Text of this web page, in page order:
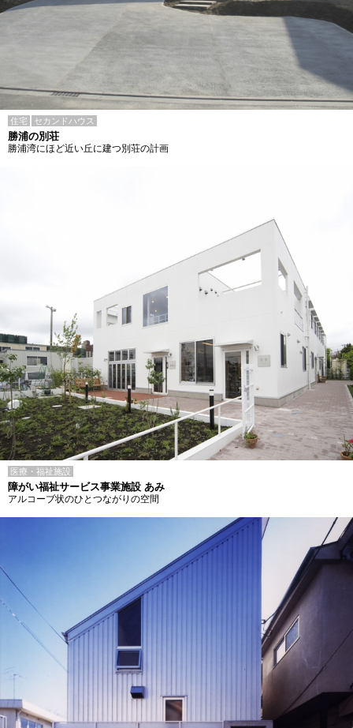
住宅 セカンドハウス
勝浦の別荘
勝浦湾にほど近い丘に建つ別荘の計画
医療・福祉施設
障がい福祉サービス事業施設 あみ
アルコーブ状のひとつながりの空間